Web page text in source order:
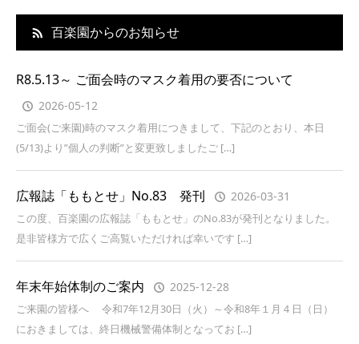
百楽園からのお知らせ
R8.5.13～ ご面会時のマスク着用の要否について
2026-05-12
ご面会(ご来園)時のマスク着用につきまして、下記のとおり、本日
(5/13)より”個人の判断”と変更致しましたご […]
広報誌「ももとせ」No.83 発刊 2026-03-31
この度、百楽園の広報誌「ももとせ」のNo.83が発刊となりました。
是非皆様方で広くご高覧いただければ幸いです […]
年末年始体制のご案内 2025-12-28
ご来園の皆様へ 令和7年12月30日（火）～令和8年１月４日（日）
におきましては、終日機械警備体制となってお […]